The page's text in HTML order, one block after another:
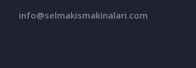
info@selmakismakinalari.com